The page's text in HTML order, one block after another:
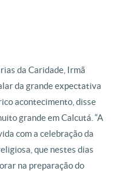
da Caridade, Irmã
da grande expectativa
acontecimento, disse
grande em Calcutá. “A
com a celebração da
que nestes dias
na preparação do